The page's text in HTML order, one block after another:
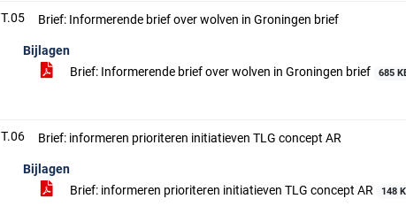
T.05 Brief: Informerende brief over wolven in Groningen brief
Bijlagen
Brief: Informerende brief over wolven in Groningen brief
685
T.06 Brief: informeren prioriteren initiatieven TLG concept AR
Bijlagen
Brief: informeren prioriteren initiatieven TLG concept AR
148